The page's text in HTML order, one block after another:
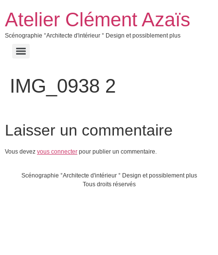
Atelier Clément Azaïs
Scénographie °Architecte d'intérieur ° Design et possiblement plus
IMG_0938 2
Laisser un commentaire
Vous devez vous connecter pour publier un commentaire.
Scénographie °Architecte d'intérieur ° Design et possiblement plus
Tous droits réservés